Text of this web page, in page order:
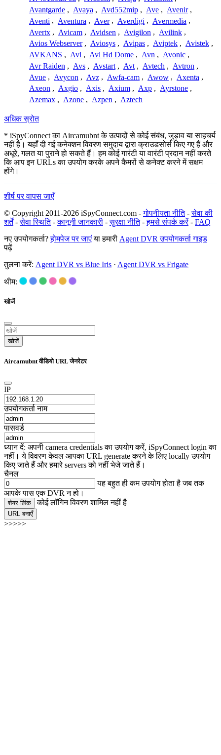
Avantgarde , Avaya , Avd552mip , Ave , Avenir ,
Aventi , Aventura , Aver , Averdigi , Avermedia ,
Avertx , Avicam , Avidsen , Avigilon , Avilink ,
Avios Webserver , Aviosys , Avipas , Aviptek , Avistek ,
AVKANS , Avl , Avl Hd Dome , Avn , Avonic ,
Avr Raiden , Avs , Avstart , Avt , Avtech , Avtron ,
Avue , Avycon , Avz , Awfa-cam , Awow , Axenta ,
Axeon , Axgio , Axis , Axium , Axp , Ayrstone ,
Azemax , Azone , Azpen , Aztech
अधिक स्रोत
* iSpyConnect का Aircamubnt के उत्पादों से कोई संबंध, जुड़ाव या साहचर्य
नहीं है। यहाँ दी गई कनेक्शन विवरण समुदाय द्वारा क्राउडसोर्स किए गए हैं और
अधूरे, गलत या पुराने हो सकते हैं। हम कोई गारंटी या वारंटी प्रदान नहीं करते
कि आप इन URLs का उपयोग करके अपने कैमरों से कनेक्ट करने में सक्षम
होंगे।
शीर्ष पर वापस जाएँ
© Copyright 2011-2026 iSpyConnect.com -गोपनीयता नीति-सेवा की
शर्तें-सेवा स्थिति-कानूनी जानकारी -सुरक्षा नीति-हमसे संपर्क करें- FAQ
नए उपयोगकर्ता?होमपेज पर जाएंया हमारी Agent DVR उपयोगकर्ता गाइड
पढ़ें
तुलना करें: Agent DVR vs Blue Iris · Agent DVR vs Frigate
थीम:
खोजें
खोजें
Aircamubnt वीडियो URL जेनरेटर
IP
उपयोगकर्ता नाम
पासवर्ड
ध्यान दें: अपनी camera credentials का उपयोग करें, iSpyConnect login का
नहीं। ये विवरण केवल आपका URL generate करने के लिए locally उपयोग
किए जाते हैं और हमारे servers को नहीं भेजे जाते हैं।
चैनल
यह बहुत ही कम उपयोग होता है जब तक
आपके पास एक DVR न हो।
शेयर लिंक कोई लॉगिन विवरण शामिल नहीं है
URL बनाएँ
>>>>>